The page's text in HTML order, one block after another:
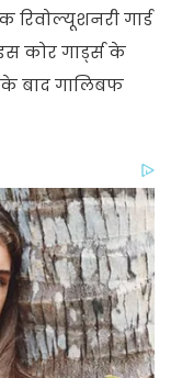
गार्ड
कोर गार्ड्स के
बाद गालिबफ